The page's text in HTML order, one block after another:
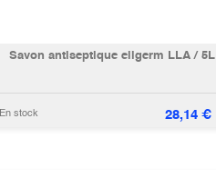
Savon antiseptique eligerm LLA / 5L
En stock 28,14€